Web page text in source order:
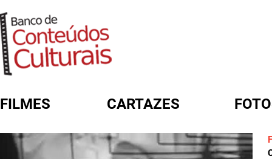
FILMES CARTAZES
FORMULÁRIO DE BUSCA